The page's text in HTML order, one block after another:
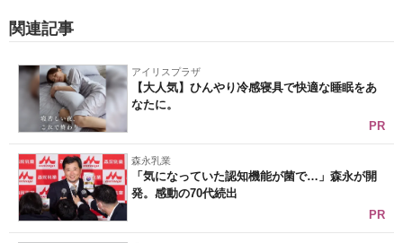
関連記事
アイリスプラザ
【大人気】ひんやり冷感寝具で快適な睡眠をあ
なたに。
PR
森永乳業
「気になっていた認知機能が菌で…」森永が開
発。感動の70代続出
PR